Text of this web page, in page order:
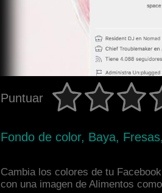
Puntuar
Fondo de color, Baya,
Cambia los colores de tu
con una imagen de Alimentos